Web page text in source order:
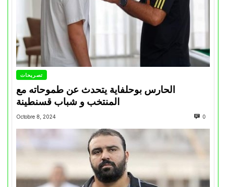
تصريحات
الحارس بوحلفاية يتحدث عن طموحاته مع
المنتخب و شباب قسنطينة
Octobre 8, 2024 0